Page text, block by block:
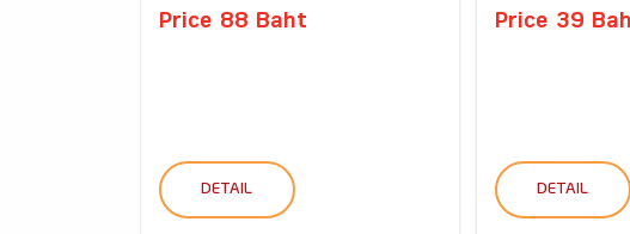
Price 88 Baht
DETAIL
Price 39
DETAIL